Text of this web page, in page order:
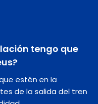
tengo que
estén en la
de la salida del tren